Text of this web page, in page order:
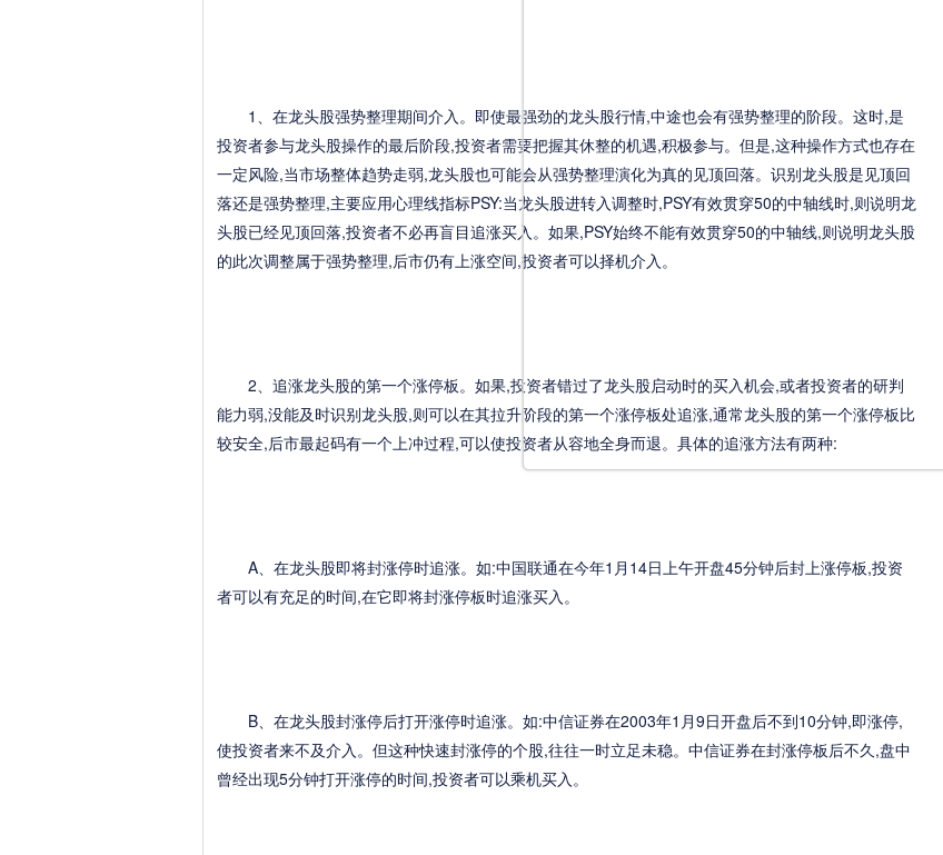
1、在龙头股强势整理期间介入。即使最强劲的龙头股行情,中途也会有强势整理的阶段。这时,是
投资者参与龙头股操作的最后阶段,投资者需要把握其休整的机遇,积极参与。但是,这种操作方式也存在
一定风险,当市场整体趋势走弱,龙头股也可能会从强势整理演化为真的见顶回落。识别龙头股是见顶回
落还是强势整理,主要应用心理线指标PSY:当龙头股进转入调整时,PSY有效贯穿50的中轴线时,则说明龙
头股已经见顶回落,投资者不必再盲目追涨买入。如果,PSY始终不能有效贯穿50的中轴线,则说明龙头股
的此次调整属于强势整理,后市仍有上涨空间,投资者可以择机介入。
2、追涨龙头股的第一个涨停板。如果,投资者错过了龙头股启动时的买入机会,或者投资者的研判
能力弱,没能及时识别龙头股,则可以在其拉升阶段的第一个涨停板处追涨,通常龙头股的第一个涨停板比
较安全,后市最起码有一个上冲过程,可以使投资者从容地全身而退。具体的追涨方法有两种:
A、在龙头股即将封涨停时追涨。如:中国联通在今年1月14日上午开盘45分钟后封上涨停板,投资
者可以有充足的时间,在它即将封涨停板时追涨买入。
B、在龙头股封涨停后打开涨停时追涨。如:中信证券在2003年1月9日开盘后不到10分钟,即涨停,
使投资者来不及介入。但这种快速封涨停的个股,往往一时立足未稳。中信证券在封涨停板后不久,盘中
曾经出现5分钟打开涨停的时间,投资者可以乘机买入。